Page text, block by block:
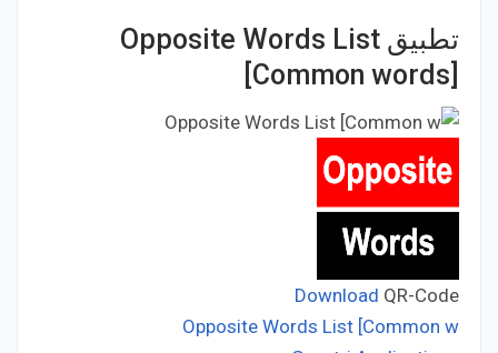
تطبيق Opposite Words List
[Common words]
Download QR-Code
Opposite Words List [Common w